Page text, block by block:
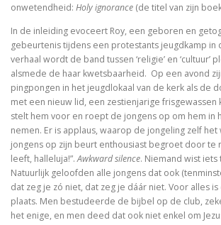
God is een vluchteling. De
De visie van Freinet
De kathedralenbouwers
I judge no one. A
De evolutie van De Bijbel
On Time, Punctuality, and
Bach, muziek als een
Kierkegaard’s Muse. The
onwetendheid: Holy ignorance (de titel van zijn
In de inleiding evoceert Roy, een geboren en
gebeurtenis tijdens een protestants jeugdkamp in
verhaal wordt de band tussen ‘religie’ en ‘cultuur’
alsmede de haar kwetsbaarheid. Op een avond
pingpongen in het jeugdlokaal van de kerk als de
met een nieuw lid, een zestienjarige frisgewassen
stelt hem voor en roept de jongens op om hem in
nemen. Er is applaus, waarop de jongeling zelf
jongens op zijn beurt enthousiast begroet door te
leeft, halleluja!”.Awkward silence. Niemand wist
Natuurlijk geloofden alle jongens dat ook
dat zeg je zó niet, dat zeg je dáár niet. Voor alles
plaats. Men bestudeerde de bijbel op de club,
het enige, en men deed dat ook niet enkel om